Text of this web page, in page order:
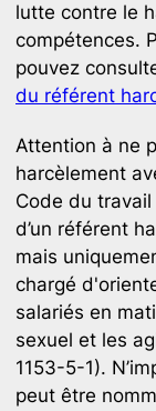
lutte contre le
compétences.
pouvez
du référent
Attention à ne
harcèlement
Code du
d’un référent
mais
chargé
salariés en
sexuel et les
1153-5-1).
peut être